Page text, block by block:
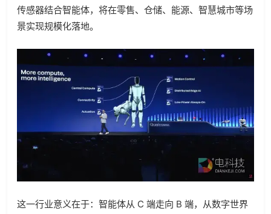
传感器结合智能体，将在零售、仓储、能源、智慧城市等场
景实现规模化落地。
这一行业意义在于：智能体从 C 端走向 B 端，从数字世界